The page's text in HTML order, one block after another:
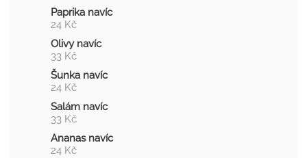
Paprika navíc
24 Kč
Olivy navíc
33 Kč
Šunka navíc
24 Kč
Salám navíc
33 Kč
Ananas navíc
24 Kč